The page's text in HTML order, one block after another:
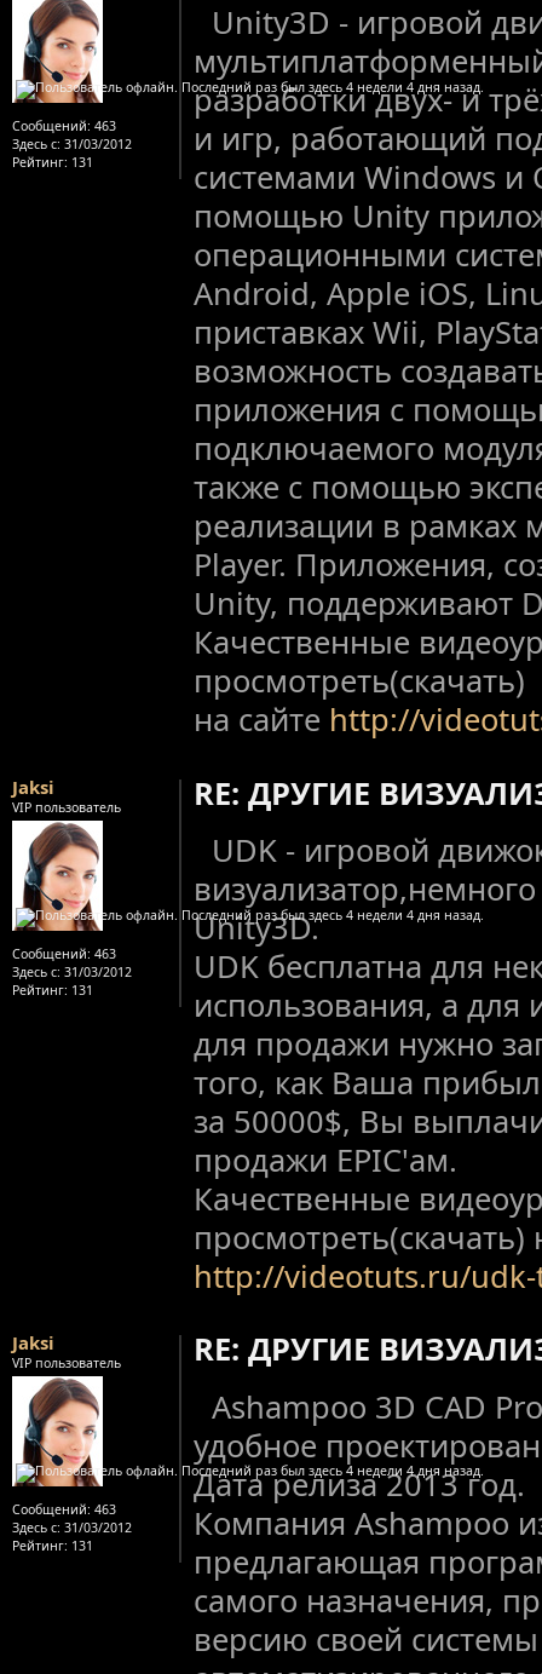
Сообщений: 463
Здесь с: 31/03/2012
Рейтинг: 131
Unity3D - игровой
разработки двух- и
и игр, работающий
системами Windows и
помощью Unity
операционными
Android, Apple iOS,
приставках Wii,
возможность
приложения с
подключаемого
также с помощью
реализации в рамках
Player. Приложения,
Unity, поддерживают
Качественные
просмотреть(скачать)
на сайте http://
Jaksi
VIP пользователь
Сообщений: 463
Здесь с: 31/03/2012
Рейтинг: 131
RE: ДРУГИЕ
UDK - игровой
Unity3D.
UDK бесплатна для
использования, а для
для продажи нужно
того, как Ваша
за 50000$, Вы
продажи EPIC'ам.
Качественные
просмотреть(скачать)
http://videotuts.ru/
Jaksi
VIP пользователь
Сообщений: 463
Здесь с: 31/03/2012
Рейтинг: 131
RE: ДРУГИЕ
Ashampoo 3D CAD
удобное
Дата релиза 2013 год.
Компания Ashampoo
предлагающая
самого назначения,
версию своей